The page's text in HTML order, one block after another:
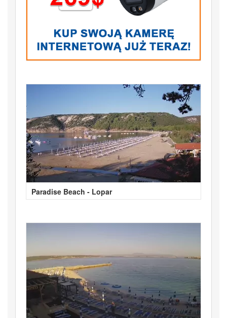
Paradise Beach - Lopar